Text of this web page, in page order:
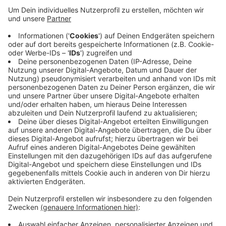
Anzeige
Demnach hatte am Dienstagmorgen (05.08.2025) eine
Zeugin die beschädigten Reifen entdeckt - und die
Beamten alarmiert. Bei insgesamt sieben Autos an der
Dreikönigenstraße war mindestens ein Reifen
zerstochen. Jetzt sucht die Polizei Zeugen, die in der
Nacht zu Dienstag etwas Verdächtiges beobachtet
haben. Auch weitere Geschädigte können sich bei der
Polizei telefonisch oder per Mail melden.
Anzeige